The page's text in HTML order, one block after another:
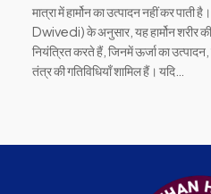
मात्रा में हार्मोन का उत्पादन नहीं कर
Dwivedi) के अनुसार, यह हार्मोन शरीर
नियंत्रित करते हैं, जिनमें ऊर्जा का
तंत्र की गतिविधियाँ शामिल हैं। यदि…